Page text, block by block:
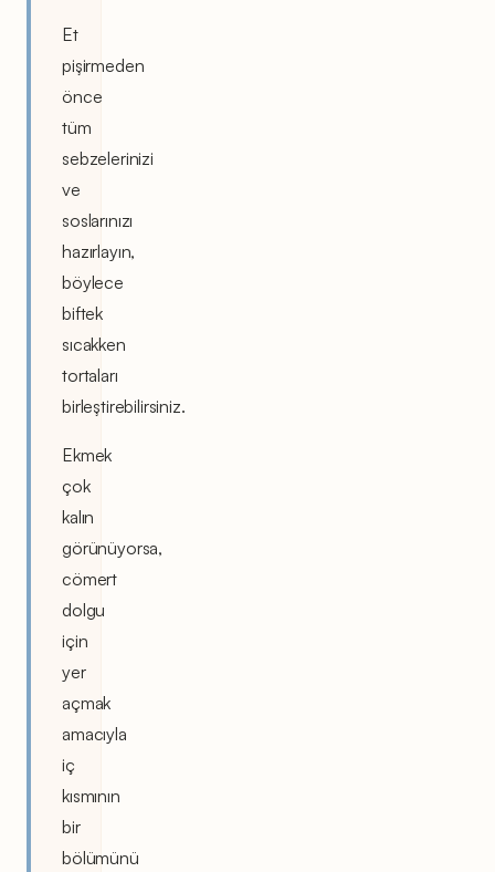
Et
pişirmeden
önce
tüm
sebzelerinizi
ve
soslarınızı
hazırlayın,
böylece
biftek
sıcakken
tortaları
birleştirebilirsiniz.
Ekmek
çok
kalın
görünüyorsa,
cömert
dolgu
için
yer
açmak
amacıyla
iç
kısmının
bir
bölümünü